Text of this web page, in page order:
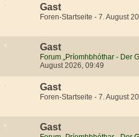
Gast
Foren-Startseite - 7. August
Gast
Forum „Príomhbhóthar - Der
August 2026, 09:49
Gast
Foren-Startseite - 7. August
Gast